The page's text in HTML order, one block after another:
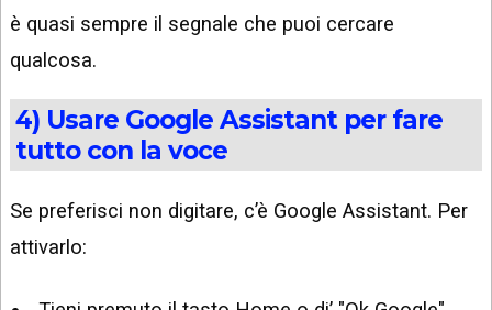
è quasi sempre il segnale che puoi cercare
qualcosa.
4) Usare Google Assistant per fare
tutto con la voce
Se preferisci non digitare, c’è Google Assistant. Per
attivarlo: